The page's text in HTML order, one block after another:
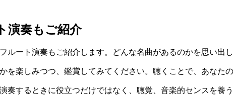
演奏もご紹介
ルート演奏もご紹介します。どんな名曲があるのかを思い出し
を楽しみつつ、鑑賞してみてください。聴くことで、あなたの
奏するときに役立つだけではなく、聴覚、音楽的センスを養う